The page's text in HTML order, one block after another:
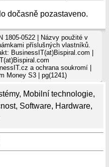
, Mobilní technologie,
, Software, Hardware,
dočasně pozastaveno.
1805-0522 | Názvy použité v
příslušných vlastníků.
BusinessIT(at)Bispiral.com |
a ochrana soukromí|
Money S3 | pg(1241)